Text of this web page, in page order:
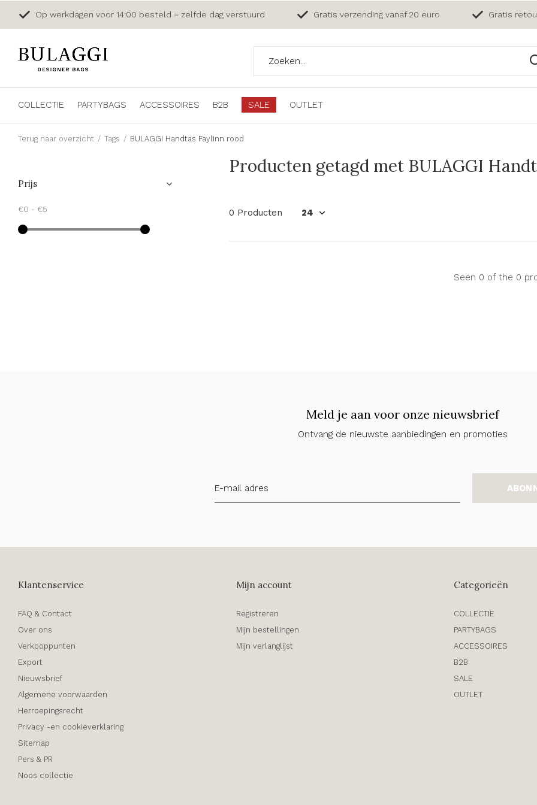
COLLECTIE PARTYBAGS ACCESSOIRES B2B SALE OUTLET
Op werkdagen voor 14:00 besteld = zelfde dag verstuurd Gratis verzending vanaf 20 euro Gratis
Terug naar overzicht Tags BULAGGI Handtas Faylinn rood
Producten getagd met BULAGGI
0 Producten
Seen 0 of the 0
Prijs
€0 - €5
Meld je aan voor onze nieuwsbrief
Ontvang de nieuwste aanbiedingen en promoties
Klantenservice
FAQ & Contact
Over ons
Verkooppunten
Export
Nieuwsbrief
Algemene voorwaarden
Herroepingsrecht
Privacy -en cookieverklaring
Sitemap
Pers & PR
Noos collectie
Mijn account
Registreren
Mijn bestellingen
Mijn verlanglijst
Categorieën
COLLECTIE
PARTYBAGS
ACCESSOIRES
B2B
SALE
OUTLET